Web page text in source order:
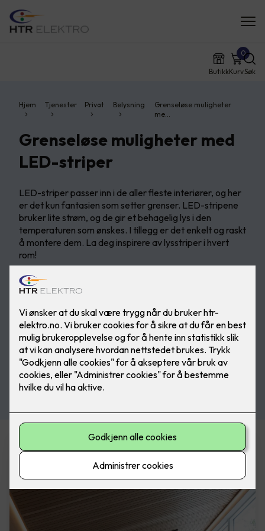
ButikkKurv
0
Søk
Hjem Tjenester Privat Belysning
Grenseløse muligheter
me…
Grenseløse muligheter med
LED-striper
LED-striper passer inn i de aller fleste interiører, og her
er det kun fantasien som setter grenser.​ LED-stripene
bruker lite strøm, og de gir et behagelig lys i den
temperaturen som ønskes. I tillegg er det enkelt og raskt
å montere dem.​ La deg inspirere av lysstriper i hvert
rom!